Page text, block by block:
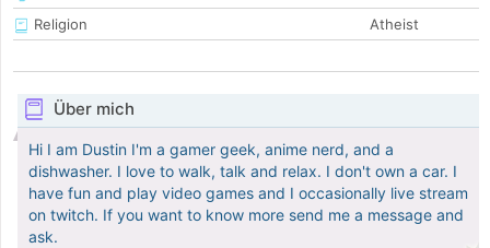
Religion
Atheist
Über mich
Hi I am Dustin I'm a gamer geek, anime nerd, and a
dishwasher. I love to walk, talk and relax. I don't own a car. I
have fun and play video games and I occasionally live stream
on twitch. If you want to know more send me a message and
ask.